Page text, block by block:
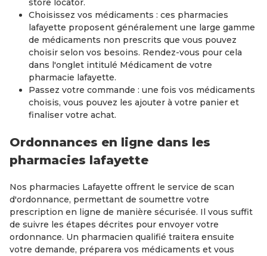
store locator.
Choisissez vos médicaments : ces pharmacies
lafayette proposent généralement une large gamme
de médicaments non prescrits que vous pouvez
choisir selon vos besoins. Rendez-vous pour cela
dans l'onglet intitulé Médicament de votre
pharmacie lafayette.
Passez votre commande : une fois vos médicaments
choisis, vous pouvez les ajouter à votre panier et
finaliser votre achat.
Ordonnances en ligne dans les
pharmacies lafayette
Nos pharmacies Lafayette offrent le service de scan
d'ordonnance, permettant de soumettre votre
prescription en ligne de manière sécurisée. Il vous suffit
de suivre les étapes décrites pour envoyer votre
ordonnance. Un pharmacien qualifié traitera ensuite
votre demande, préparera vos médicaments et vous